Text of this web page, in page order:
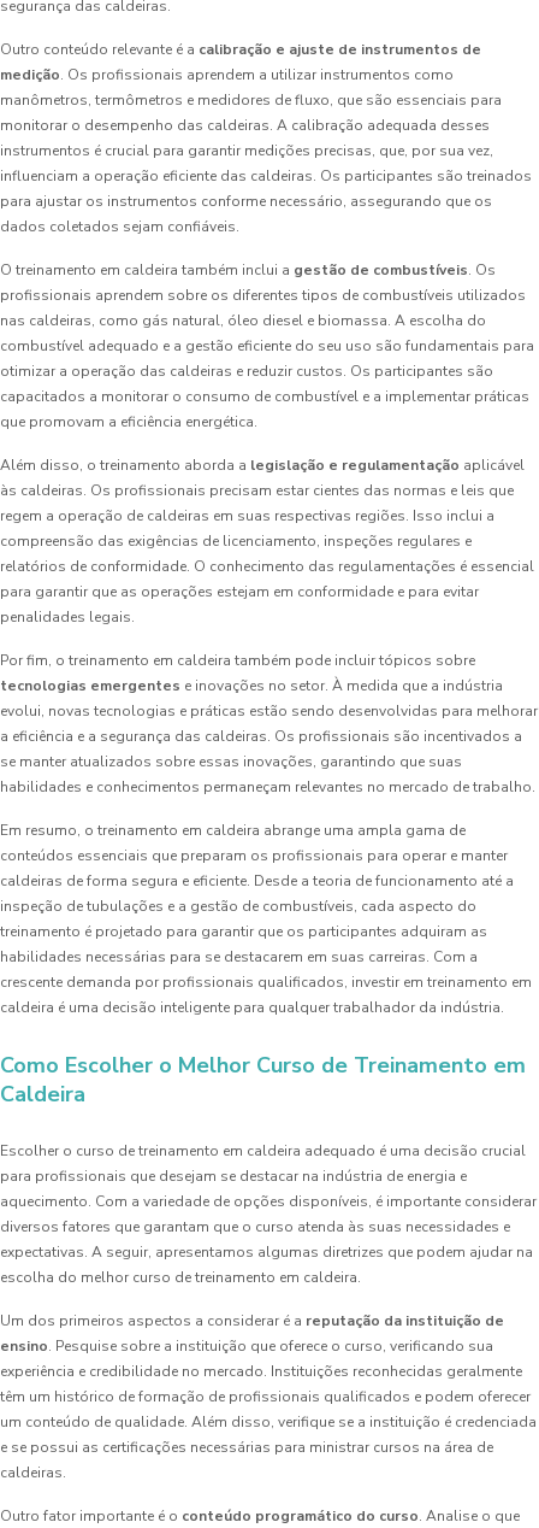
segurança das caldeiras.
Outro conteúdo relevante é a calibração e ajuste de instrumentos de
medição. Os profissionais aprendem a utilizar instrumentos como
manômetros, termômetros e medidores de fluxo, que são essenciais para
monitorar o desempenho das caldeiras. A calibração adequada desses
instrumentos é crucial para garantir medições precisas, que, por sua vez,
influenciam a operação eficiente das caldeiras. Os participantes são treinados
para ajustar os instrumentos conforme necessário, assegurando que os
dados coletados sejam confiáveis.
O treinamento em caldeira também inclui a gestão de combustíveis. Os
profissionais aprendem sobre os diferentes tipos de combustíveis utilizados
nas caldeiras, como gás natural, óleo diesel e biomassa. A escolha do
combustível adequado e a gestão eficiente do seu uso são fundamentais para
otimizar a operação das caldeiras e reduzir custos. Os participantes são
capacitados a monitorar o consumo de combustível e a implementar práticas
que promovam a eficiência energética.
Além disso, o treinamento aborda a legislação e regulamentação aplicável
às caldeiras. Os profissionais precisam estar cientes das normas e leis que
regem a operação de caldeiras em suas respectivas regiões. Isso inclui a
compreensão das exigências de licenciamento, inspeções regulares e
relatórios de conformidade. O conhecimento das regulamentações é essencial
para garantir que as operações estejam em conformidade e para evitar
penalidades legais.
Por fim, o treinamento em caldeira também pode incluir tópicos sobre
tecnologias emergentes e inovações no setor. À medida que a indústria
evolui, novas tecnologias e práticas estão sendo desenvolvidas para melhorar
a eficiência e a segurança das caldeiras. Os profissionais são incentivados a
se manter atualizados sobre essas inovações, garantindo que suas
habilidades e conhecimentos permaneçam relevantes no mercado de trabalho.
Em resumo, o treinamento em caldeira abrange uma ampla gama de
conteúdos essenciais que preparam os profissionais para operar e manter
caldeiras de forma segura e eficiente. Desde a teoria de funcionamento até a
inspeção de tubulações e a gestão de combustíveis, cada aspecto do
treinamento é projetado para garantir que os participantes adquiram as
habilidades necessárias para se destacarem em suas carreiras. Com a
crescente demanda por profissionais qualificados, investir em treinamento em
caldeira é uma decisão inteligente para qualquer trabalhador da indústria.
Como Escolher o Melhor Curso de Treinamento em
Caldeira
Escolher o curso de treinamento em caldeira adequado é uma decisão crucial
para profissionais que desejam se destacar na indústria de energia e
aquecimento. Com a variedade de opções disponíveis, é importante considerar
diversos fatores que garantam que o curso atenda às suas necessidades e
expectativas. A seguir, apresentamos algumas diretrizes que podem ajudar na
escolha do melhor curso de treinamento em caldeira.
Um dos primeiros aspectos a considerar é a reputação da instituição de
ensino. Pesquise sobre a instituição que oferece o curso, verificando sua
experiência e credibilidade no mercado. Instituições reconhecidas geralmente
têm um histórico de formação de profissionais qualificados e podem oferecer
um conteúdo de qualidade. Além disso, verifique se a instituição é credenciada
e se possui as certificações necessárias para ministrar cursos na área de
caldeiras.
Outro fator importante é o conteúdo programático do curso. Analise o que